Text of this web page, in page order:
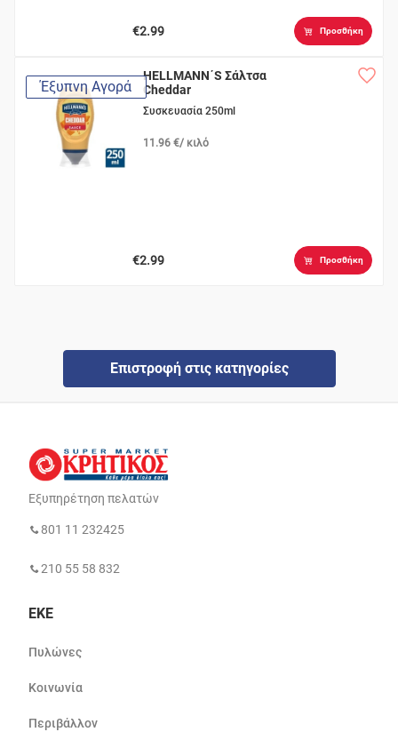
€2.99 Προσθήκη
Έξυπνη Αγορά
HELLMANN΄S Σάλτσα
Cheddar
Συσκευασία 250ml
11.96 €/ κιλό
€2.99 Προσθήκη
Επιστροφή στις κατηγορίες
Εξυπηρέτηση πελατών
801 11 232425
210 55 58 832
ΕΚΕ
Πυλώνες
Κοινωνία
Περιβάλλον